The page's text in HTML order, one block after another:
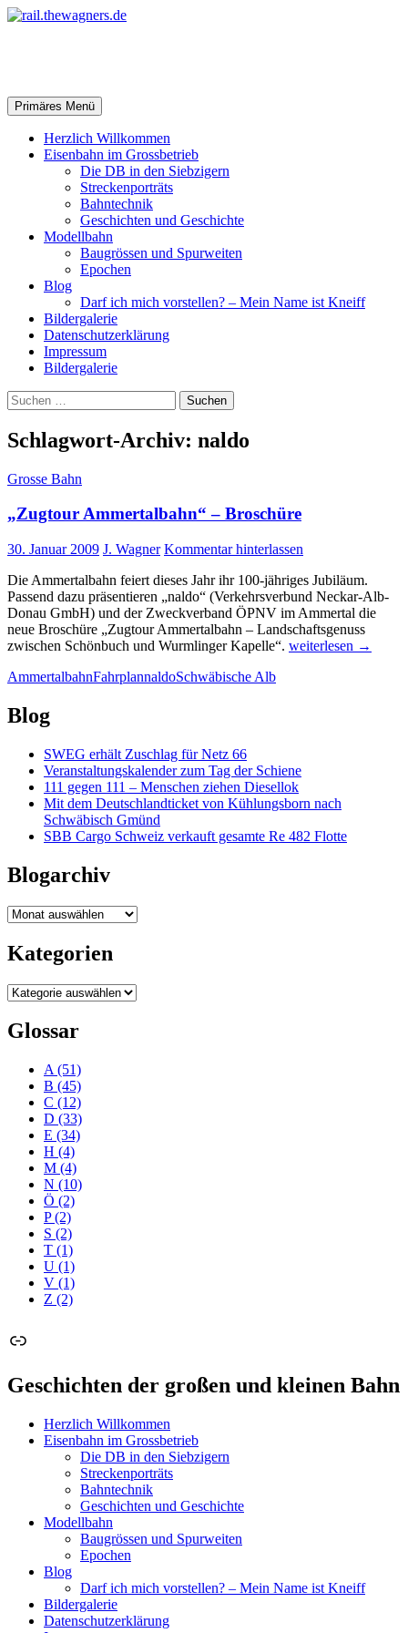
Zum
Suchen
Primäres Menü
Herzlich Willkommen
Eisenbahn im Grossbetrieb
Die DB in den Siebzigern
Streckenporträts
Bahntechnik
Geschichten und Geschichte
Modellbahn
Baugrössen und Spurweiten
Epochen
Blog
Darf ich mich vorstellen? – Mein Name ist Kneiff
Bildergalerie
Datenschutzerklärung
Impressum
Bildergalerie
Suchen
nach:
Schlagwort-Archiv: naldo
Grosse Bahn
„Zugtour Ammertalbahn“ – Broschüre
30. Januar 2009 J. Wagner Kommentar hinterlassen
Die Ammertalbahn feiert dieses Jahr ihr 100-jähriges Jubiläum.
Passend dazu präsentieren „naldo“ (Verkehrsverbund Neckar-Alb-
Donau GmbH) und der Zweckverband ÖPNV im Ammertal die
neue Broschüre „Zugtour Ammertalbahn – Landschaftsgenuss
zwischen Schönbuch und Wurmlinger Kapelle“. „Zugtour
weiterlesen →
AmmertalbahnFahrplannaldoSchwäbische Alb
Blog
SWEG erhält Zuschlag für Netz 66
Veranstaltungskalender zum Tag der Schiene
111 gegen 111 – Menschen ziehen Diesellok
Mit dem Deutschlandticket von Kühlungsborn nach
Schwäbisch Gmünd
SBB Cargo Schweiz verkauft gesamte Re 482 Flotte
Blogarchiv
Blogarchiv
Kategorien
Kategorien
Glossar
A (51)
B (45)
C (12)
D (33)
E (34)
H (4)
M (4)
N (10)
Ö (2)
P(2)
S (2)
T (1)
U (1)
V (1)
Z (2)
Link
Geschichten der großen und kleinen Bahn
Herzlich Willkommen
Eisenbahn im Grossbetrieb
Die DB in den Siebzigern
Streckenporträts
Bahntechnik
Geschichten und Geschichte
Modellbahn
Baugrössen und Spurweiten
Epochen
Blog
Darf ich mich vorstellen? – Mein Name ist Kneiff
Bildergalerie
Datenschutzerklärung